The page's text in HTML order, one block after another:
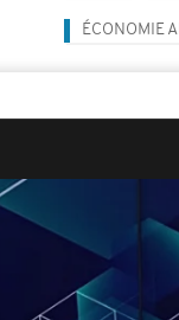
ÉCONOMIE